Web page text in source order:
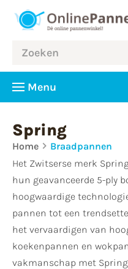
Menu
Spring
Home
Braadpannen
Het Zwitserse merk
hun geavanceerde 5-ply
hoogwaardige
pannen tot een
het vervaardigen van
koekenpannen en
vakmanschap met